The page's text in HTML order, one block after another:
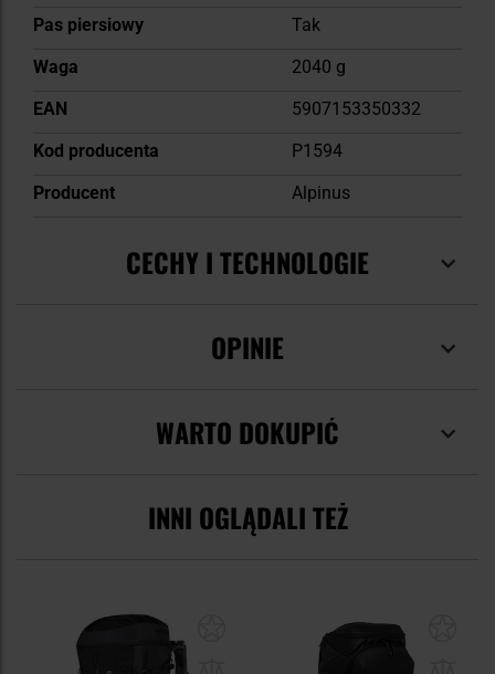
Pas piersiowy
Tak
Waga
2040 g
EAN
5907153350332
Kod producenta
P1594
Producent
Alpinus
CECHY I TECHNOLOGIE
OPINIE
WARTO DOKUPIĆ
INNI OGLĄDALI TEŻ